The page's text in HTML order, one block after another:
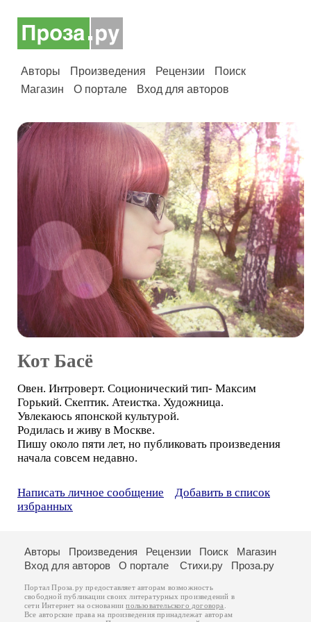
Авторы Произведения Рецензии
Поиск
Магазин
О портале Вход для авторов
Кот Басё
Овен. Интроверт. Соционический тип- Максим
Горький. Скептик. Атеистка. Художница.
Увлекаюсь японской культурой.
Родилась и живу в Москве.
Пишу около пяти лет, но публиковать произведения
начала совсем недавно.
Написать личное сообщение
Добавить в список
избранных
Авторы Произведения Рецензии Поиск
Магазин
Вход для авторов
О портале Стихи.ру Проза.ру
Портал Проза.ру предоставляет авторам возможность
свободной публикации своих литературных произведений в
сети Интернет на основаниипользовательского договора
Все авторские права на произведения принадлежат авторам